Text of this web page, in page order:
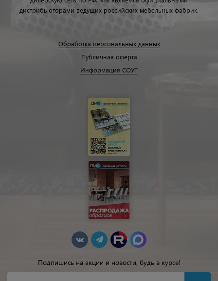
дистрибьюторами ведущих российских мебельных фабрик.
Обработка персональных данных
Публичная оферта
Информация СОУТ
Подпишись на акции и новости, будь в курсе!